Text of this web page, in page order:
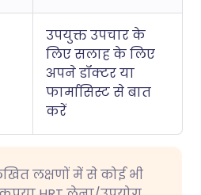
उपयुक्त उपचार के
लिए सलाह के लिए
अपने डॉक्टर या
फार्मासिस्ट से बात
करें
लक्षणों में से कोई भी